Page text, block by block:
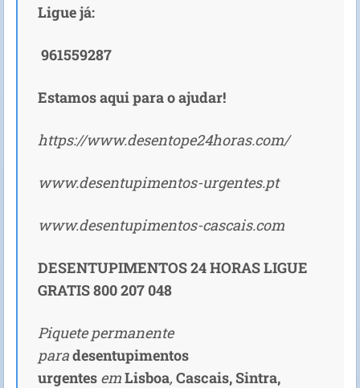
Ligue já:
961559287
Estamos aqui para o ajudar!
https://www.desentope24horas.com/
www.desentupimentos-urgentes.pt
www.desentupimentos-cascais.com
DESENTUPIMENTOS 24 HORAS LIGUE
GRATIS 800 207 048
Piquete permanente
paradesentupimentos
urgentes emLisboa, Cascais, Sintra,